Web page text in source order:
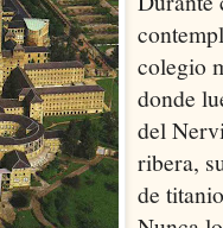
colegio
donde
del
ribera,
de